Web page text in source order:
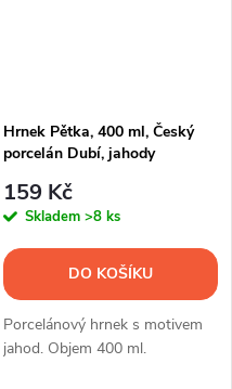
Hrnek Pětka, 400 ml, Český
porcelán Dubí, jahody
159 Kč
Skladem >8 ks
DO KOŠÍKU
Porcelánový hrnek s motivem
jahod. Objem 400 ml.